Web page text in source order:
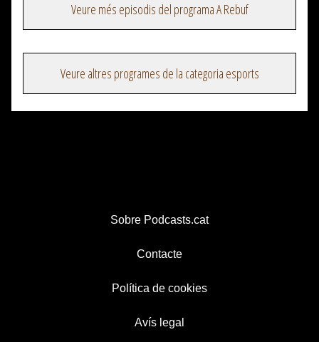
Veure més episodis del programa A Rebuf
Veure altres programes de la categoria esports
Sobre Podcasts.cat
Contacte
Política de cookies
Avís legal